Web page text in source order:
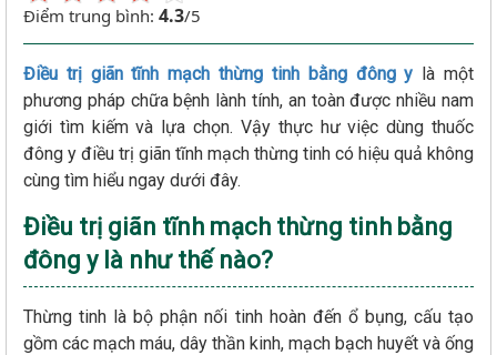
Điểm trung bình: 4.3/5
Điều trị giãn tĩnh mạch thừng tinh bằng đông y là một
phương pháp chữa bệnh lành tính, an toàn được nhiều nam
giới tìm kiếm và lựa chọn. Vậy thực hư việc dùng thuốc
đông y điều trị giãn tĩnh mạch thừng tinh có hiệu quả không
cùng tìm hiểu ngay dưới đây.
Điều trị giãn tĩnh mạch thừng tinh bằng
đông y là như thế nào?
Thừng tinh là bộ phận nối tinh hoàn đến ổ bụng, cấu tạo
gồm các mạch máu, dây thần kinh, mạch bạch huyết và ống